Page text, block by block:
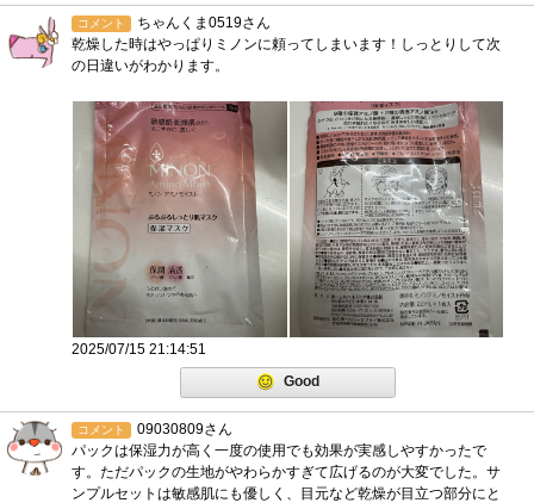
コメント
ちゃんくま0519さん
乾燥した時はやっぱりミノンに頼ってしまいます！しっとりして次
の日違いがわかります。
2025/07/15 21:14:51
Good
コメント
09030809さん
パックは保湿力が高く一度の使用でも効果が実感しやすかったで
す。ただパックの生地がやわらかすぎて広げるのが大変でした。サ
ンプルセットは敏感肌にも優しく、目元など乾燥が目立つ部分にと